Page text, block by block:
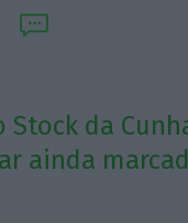
da
ainda